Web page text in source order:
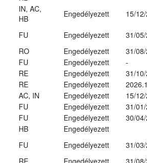
IN, AC,
HB
Engedélyezett
15/
FU Engedélyezett
31/
RO Engedélyezett
31/
FU Engedélyezett
-
RE Engedélyezett
31/
RE Engedélyezett
AC, IN Engedélyezett
15/
FU Engedélyezett
31/
FU Engedélyezett
30/
HB
Engedélyezett
FU Engedélyezett
31/